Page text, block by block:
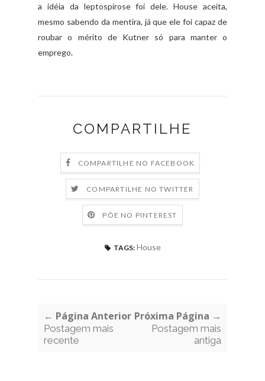
a idéia da leptospirose foi dele. House aceita,
mesmo sabendo da mentira, já que ele foi capaz de
roubar o mérito de Kutner só para manter o
emprego.
COMPARTILHE
COMPARTILHE NO FACEBOOK
COMPARTILHE NO TWITTER
PÕE NO PINTEREST
TAGS: House
← Página Anterior
Postagem mais
recente
Próxima Página →
Postagem mais
antiga